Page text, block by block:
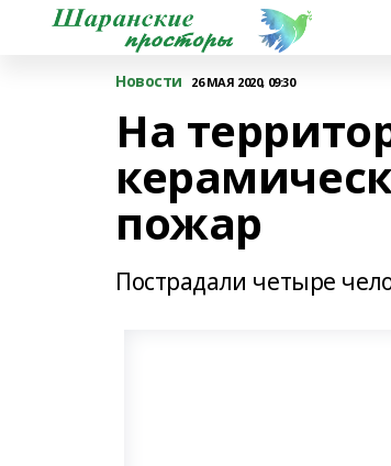
Новости 26 МАЯ 2020, 09:30
На
пожар
Пострадали четыре